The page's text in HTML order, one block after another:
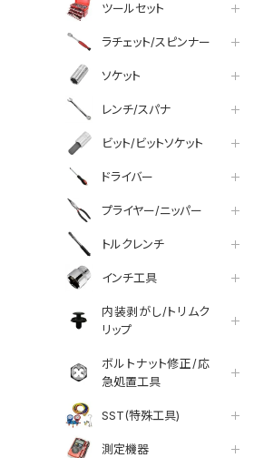
ツールセット
ラチェット/スピンナー
ソケット
レンチ/スパナ
ビット/ビットソケット
ドライバー
プライヤー/ニッパー
トルクレンチ
インチ工具
内装剥がし/トリムク
リップ
ボルトナット修正/応
急処置工具
SST(特殊工具)
測定機器